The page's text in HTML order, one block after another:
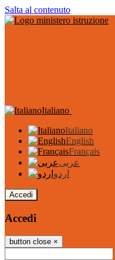
Salta al contenuto
Italiano
Italiano
English
Français
عربى
اردو
Accedi
Accedi
button close ×